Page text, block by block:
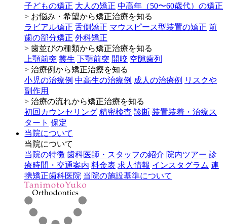
子どもの矯正 大人の矯正 中高年（50〜60歳代）の矯正
> お悩み・希望から矯正治療を知る
ラビアル矯正 舌側矯正 マウスピース型装置の矯正 前
歯の部分矯正 外科矯正
> 歯並びの種類から矯正治療を知る
上顎前突 叢生 下顎前突 開咬 空隙歯列
> 治療例から矯正治療を知る
小児の治療例 中高生の治療例 成人の治療例 リスクや
副作用
> 治療の流れから矯正治療を知る
初回カウンセリング 精密検査 診断 装置装着・治療ス
タート 保定
当院について
当院について
当院の特徴 歯科医師・スタッフの紹介 院内ツアー 診
療時間・交通案内 料金表 求人情報 インスタグラム 連
携矯正歯科医院 当院の施設基準について